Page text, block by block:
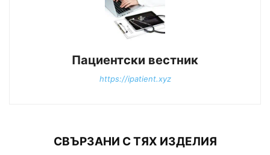
Пациентски вестник
https://ipatient.xyz
СВЪРЗАНИ С ТЯХ ИЗДЕЛИЯ